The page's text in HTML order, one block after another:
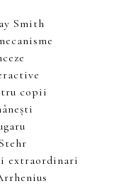
Smith
copii
extraordinari